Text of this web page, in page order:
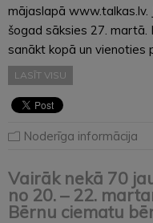
mājaslapā www.talkas.lv.
šogad sāksies 27.
sanākt kopā un vienoties
LASĪT VISU
Noderīga informācija
Vairāk nekā 70
no 20. – 22.
Bērnu ciematu